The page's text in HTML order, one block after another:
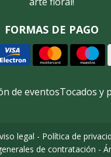
FORMAS DE PAGO
de eventosTocados y
legal - Política de
de contratación -